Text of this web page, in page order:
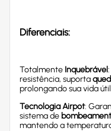
Diferenciais:
Totalmente Inquebrável
resistência, suporta
prolongando sua vida
Tecnologia Airpot:
sistema de
mantendo a